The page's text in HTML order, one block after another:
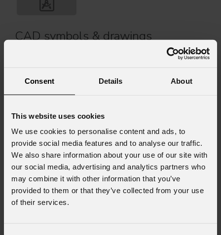
Consent Details About
This website uses cookies
We use cookies to personalise content and ads, to
provide social media features and to analyse our traffic.
We also share information about your use of our site with
our social media, advertising and analytics partners who
may combine it with other information that you’ve
provided to them or that they’ve collected from your use
of their services.
CAD symbols & drawings
SQ40_TECHNICAL DRAWINGS.zip
PROTRUSS_VECTORWORKS_v23_LIBRARY.vwx
PROTRUSS_VECTORWORKS_v18_LIBRARY.vwx